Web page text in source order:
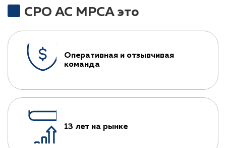
СРО АС МРСА это
Оперативная и отзывчивая
команда
13 лет на рынке